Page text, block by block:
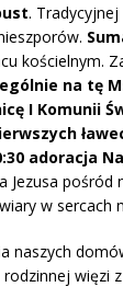
.
kościelnym.
na tę
I Komunii
adoracja
Jezusa
w sercach
naszych
więzi